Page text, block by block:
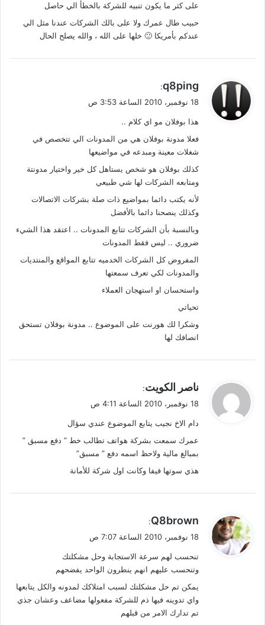
على كثر ما يكون تنبيه للشركة بالخطأ الي حاصل
حبيب طال عمرك ولا على بالك الشركات عندنا مثل الي
عندكم بأمريكا 🙂 خلها على الله ، والله يصلح الحال
ي
ق
ل
q8ping
:
18 نوفمبر، 2010 الساعة 3:53 ص
هذا بوفلان مو اي كلام ..
فعلا مدونة بوفلان هي من المدونات الي تتخصص في
شغلات معينة ومبدعه في مواضيعها
كذلك بوفلان هو شخص يستاهل كل خير واختيار مدونتة
ومتابعه الشركات لها شي طبيعي
لأنه يكتب دائما بمواضيع ذات صلة بشركات الاتصالات
وكذلك ينصحنا دائما بالأفضل
وبالنسبة بأن الشركات تتابع المدونات .. اعتقد هذا الشيء
ضروري .. ليس فقط المدونات
المفروض كل الشركات الخدميه تتابع المواقع والمنتديات
والمدونات لكي تعرف سمعتها
واستحسان او استهجان العملاء
تحياتي
وشكرا لك هورنت على الموضوع .. مدونة بوفلان تستحق
انصافك لها
ي
ق
ل
ناصر الكويت:
18 نوفمبر، 2010 الساعة 4:11 ص
دام الاخ نجيب يتابع الموضوع عندي سؤال
عمرك سمعت بشركة هواتف تطالب خط ” دفع مسبق ”
بمبالغ مالية ولاحظ اسمه دفع ” مسبق”
هذي سوتها فيفا وكانت اول شركة للأمانة
ي
ق
ل
Q8brown
:
18 نوفمبر، 2010 الساعة 7:07 ص
تنحسب لهم سرعة الاستجابة وحل مشكلتك
وتنحسب عليهم انهم ينطرون الواحد يفضحهم
يمكن تم حل مشكلتك لسبب امتلاكك لمدونه والكل يتابعها
واي تدوينه فيها ذم للشركة مفعولها مضاعف وعشان جذي
تم تدارك الامر من قبلهم